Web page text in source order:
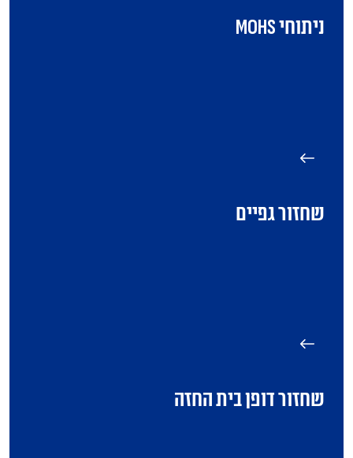
ניתוחי MOHS
שחזור גפיים
שחזור דופן בית החזה